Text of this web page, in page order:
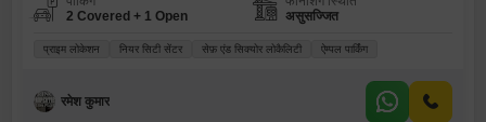
2 Covered + 1 Open
असुसज्जित
प्राइम लोकेशन नियर सिटी सेंटर सेफ़ एंड सिक्योर लोकैलिटी ऐम्पल पार्किंग
रमेश कुमार